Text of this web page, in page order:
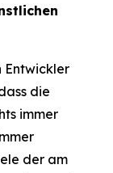
Entwickler
die
immer
der am